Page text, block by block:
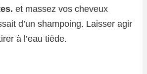
et massez vos cheveux
d’un shampoing. Laisser agir
à l’eau tiède.